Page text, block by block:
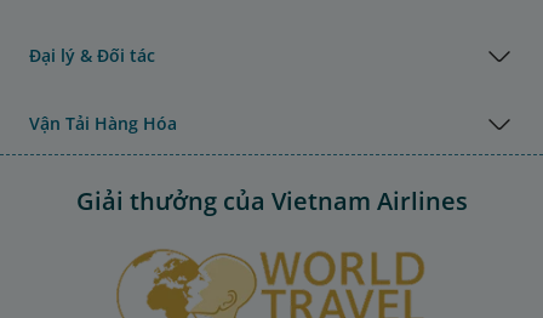
Đại lý & Đối tác
Vận Tải Hàng Hóa
Giải thưởng của Vietnam Airlines